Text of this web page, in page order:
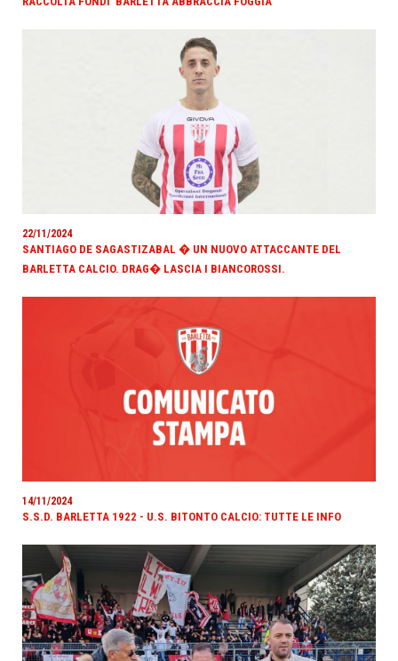
22/11/2024
SANTIAGO DE SAGASTIZABAL � UN NUOVO ATTACCANTE DEL
BARLETTA CALCIO. DRAG� LASCIA I BIANCOROSSI.
14/11/2024
S.S.D. BARLETTA 1922 - U.S. BITONTO CALCIO: TUTTE LE INFO